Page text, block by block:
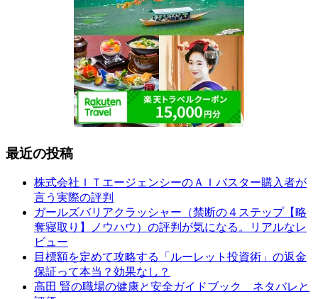
最近の投稿
株式会社ＩＴエージェンシーのＡＩバスター購入者が
言う実際の評判
ガールズバリアクラッシャー（禁断の４ステップ【略
奪寝取り】ノウハウ）の評判が気になる。リアルなレ
ビュー
目標額を定めて攻略する「ルーレット投資術」の返金
保証って本当？効果なし？
高田 賢の職場の健康と安全ガイドブック ネタバレと